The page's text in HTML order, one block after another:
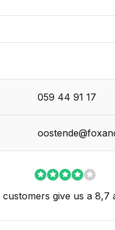
059 44 91 17
customers give us a 8,7